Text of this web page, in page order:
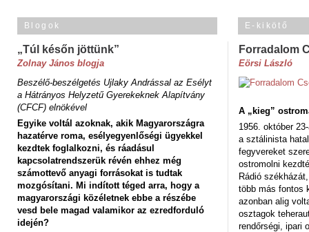
Blogok
„Túl későn jöttünk”
Zolnay János blogja
Beszélő-beszélgetés Ujlaky Andrással az Esélyt
a Hátrányos Helyzetű Gyerekeknek Alapítvány
(CFCF) elnökével
Egyike voltál azoknak, akik Magyarországra
hazatérve roma, esélyegyenlőségi ügyekkel
kezdtek foglalkozni, és ráadásul
kapcsolatrendszerük révén ehhez még
számottevő anyagi forrásokat is tudtak
mozgósítani. Mi indított téged arra, hogy a
magyarországi közéletnek ebbe a részébe
vesd bele magad valamikor az ezredforduló
idején?
E-kikötő
Forradalom
Eörsi László
A „kieg”
1956. október
a sztálinista
fegyvereket
ostromolni
Rádió
több más fontos
azonban alig
osztagok
rendőrségi, ipari